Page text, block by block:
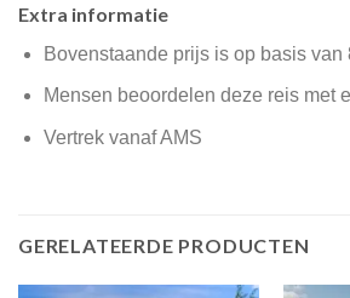
Extra informatie
Bovenstaande prijs is op basis van
Mensen beoordelen deze reis met
Vertrek vanaf AMS
GERELATEERDE PRODUCTEN